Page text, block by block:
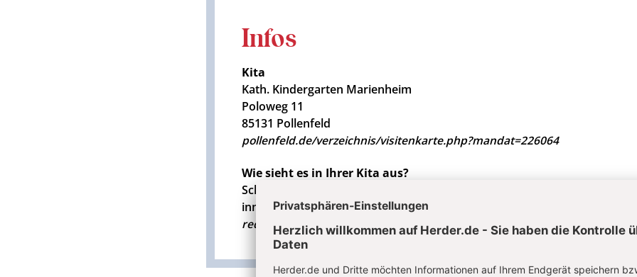
Infos
Kita
Kath. Kindergarten Marienheim
Poloweg 11
85131 Pollenfeld
pollenfeld.de/verzeichnis/visitenkarte.php?mandat=226064
Wie sieht es in Ihrer Kita aus?
Schicken Sie uns ein Foto von Ihrem
innovativen Raumkonzept an:
redaktion@entdeckungskiste.de